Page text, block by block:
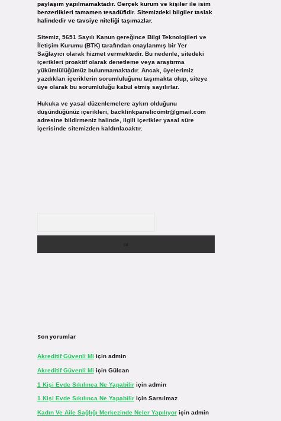
paylaşım yapılmamaktadır. Gerçek kurum ve kişiler ile isim
benzerlikleri tamamen tesadüfidir. Sitemizdeki bilgiler taslak
halindedir ve tavsiye niteliği taşımazlar.
Sitemiz, 5651 Sayılı Kanun gereğince Bilgi Teknolojileri ve
İletişim Kurumu (BTK) tarafından onaylanmış bir Yer
Sağlayıcı olarak hizmet vermektedir. Bu nedenle, sitedeki
içerikleri proaktif olarak denetleme veya araştırma
yükümlülüğümüz bulunmamaktadır. Ancak, üyelerimiz
yazdıkları içeriklerin sorumluluğunu taşımakta olup, siteye
üye olarak bu sorumluluğu kabul etmiş sayılırlar.
Hukuka ve yasal düzenlemelere aykırı olduğunu
düşündüğünüz içerikleri, backlinkpanelicomtr@gmail.com
adresine bildirmeniz halinde, ilgili içerikler yasal süre
içerisinde sitemizden kaldırılacaktır.
Son yorumlar
Akreditif Güvenli Mi için admin
Akreditif Güvenli Mi için Gülcan
1 Kişi Evde Sıkılınca Ne Yapabiliriçin admin
1 Kişi Evde Sıkılınca Ne Yapabiliriçin Sarsılmaz
Kadın Ve Aile Sağlığı Merkezinde Neler Yapılıyoriçin admin